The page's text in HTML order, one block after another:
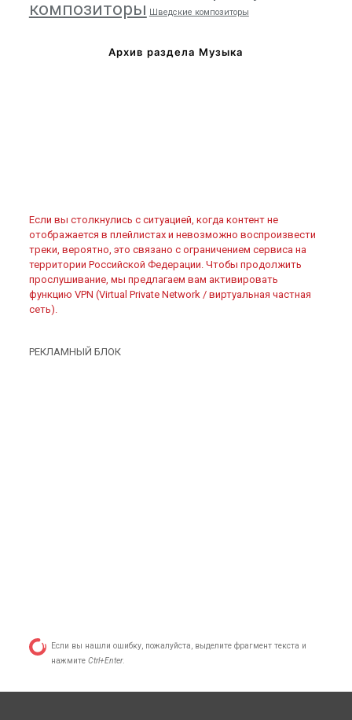
композиторы Шведские композиторы
Архив раздела Музыка
Если вы столкнулись с ситуацией, когда контент не
отображается в плейлистах и невозможно воспроизвести
треки, вероятно, это связано с ограничением сервиса на
территории Российской Федерации. Чтобы продолжить
прослушивание, мы предлагаем вам активировать
функцию VPN (Virtual Private Network / виртуальная частная
сеть).
РЕКЛАМНЫЙ БЛОК
Если вы нашли ошибку, пожалуйста, выделите фрагмент текста и
нажмите Ctrl+Enter.